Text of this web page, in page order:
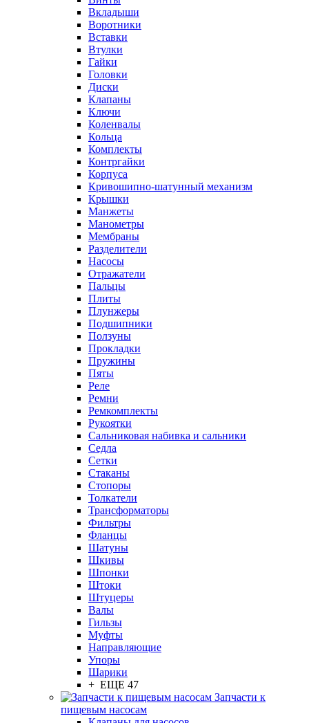
Вкладыши
Воротники
Вставки
Втулки
Гайки
Головки
Диски
Клапаны
Ключи
Коленвалы
Кольца
Комплекты
Контргайки
Корпуса
Кривошипно-шатунный механизм
Крышки
Манжеты
Манометры
Мембраны
Разделители
Насосы
Отражатели
Пальцы
Плиты
Плунжеры
Подшипники
Ползуны
Прокладки
Пружины
Пяты
Реле
Ремни
Ремкомплекты
Рукоятки
Сальниковая набивка и сальники
Седла
Сетки
Стаканы
Стопоры
Толкатели
Трансформаторы
Фильтры
Фланцы
Шатуны
Шкивы
Шпонки
Штоки
Штуцеры
Валы
Гильзы
Муфты
Направляющие
Упоры
Шарики
+ ЕЩЕ 47
Запчасти к
пищевым насосам